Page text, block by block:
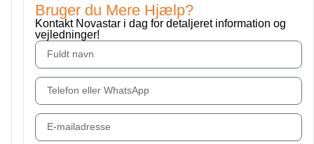
Bruger du Mere Hjælp?
Kontakt Novastar i dag for detaljeret information og
vejledninger!